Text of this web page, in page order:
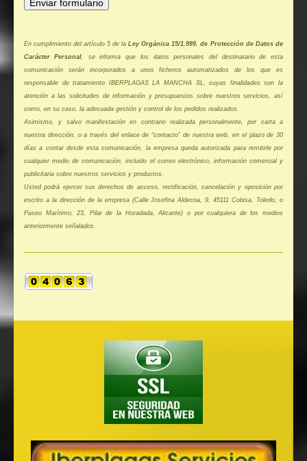
En cumplimiento del artículo 5 de la Ley Orgánica 15/1.999, de Protección de Datos de
Carácter Personal , se informa que los datos personales del destinatario de esta
comunicación serán incorporados a unos ficheros automatizados de los que es
responsable de tratamiento IBERPLAGAS LA MANCHA SL, cuyas finalidades son la
atención a las solicitudes de información y presupuestos sobre nuestros servicios, así
como, en su caso, la adecuada gestión y control de los pedidos realizados.
Asimismo, y salvo manifestación en contrario realizada personalmente, por carta a
nuestra dirección, o a través del enlace de “contacto” de nuestra web, en el plazo de 30
días a contar desde esta comunicación, la empresa queda autorizada para remitirle por
cualquier medio de comunicación, incluido el correo electrónico, información comercial y
publicitaria sobre nuestros servicios y productos.
Usted podrá ejercer sus derechos de acceso, rectificación, cancelación y oposición por
escrito a la dirección de la empresa (Calle Josefina Aldecoa, 9, 45111 Cobisa, Toledo, o
Paseo Marítimo, 23, Pilar de la Horadada, Alicante) o por cualquiera de los medios
anteriormente señalados.